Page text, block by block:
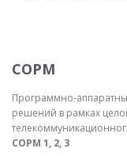
СОРМ
Программно-
решений в рамках
СОРМ 1, 2, 3